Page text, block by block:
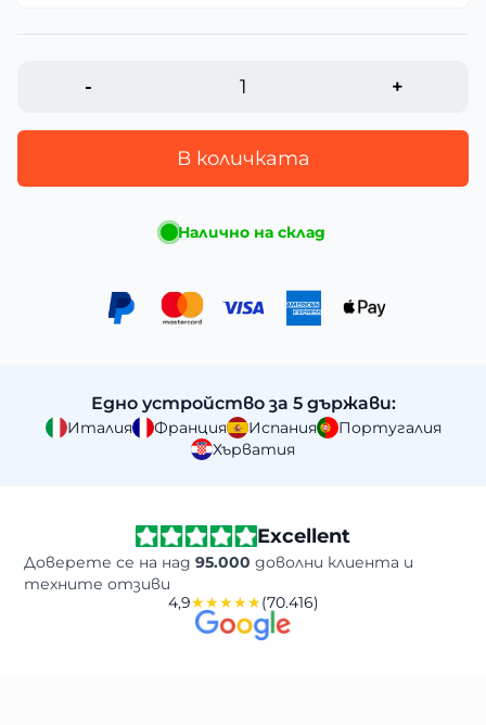
- +
В количката
Налично на склад
Едно устройство за 5 държави:
Италия Франция Испания
Португалия
Хърватия
Excellent
Доверете се на над 95.000 доволни клиента и
техните отзиви
4,9★★★★★(70.416)